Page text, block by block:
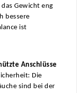
Gewicht eng
bessere
ist
Anschlüsse
Die
sind bei der